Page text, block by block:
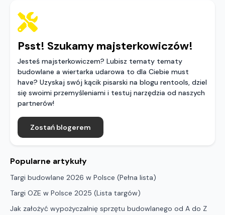
Psst! Szukamy majsterkowiczów!
Jesteś majsterkowiczem? Lubisz tematy tematy
budowlane a wiertarka udarowa to dla Ciebie must
have? Uzyskaj swój kącik pisarski na blogu rentools, dziel
się swoimi przemyśleniami i testuj narzędzia od naszych
partnerów!
Zostań blogerem
Popularne artykuły
Targi budowlane 2026 w Polsce (Pełna lista)
Targi OZE w Polsce 2025 (Lista targów)
Jak założyć wypożyczalnię sprzętu budowlanego od A do Z